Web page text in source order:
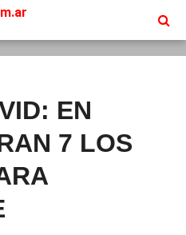
EN
7 LOS